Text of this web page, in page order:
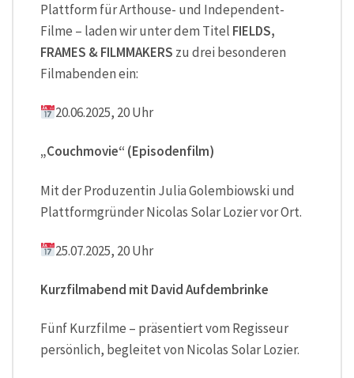
Plattform für Arthouse- und Independent-
Filme – laden wir unter dem Titel FIELDS,
FRAMES & FILMMAKERS zu drei besonderen
Filmabenden ein:
20.06.2025, 20 Uhr
„Couchmovie“ (Episodenfilm)
Mit der Produzentin Julia Golembiowski und
Plattformgründer Nicolas Solar Lozier vor Ort.
25.07.2025, 20 Uhr
Kurzfilmabend mit David Aufdembrinke
Fünf Kurzfilme – präsentiert vom Regisseur
persönlich, begleitet von Nicolas Solar Lozier.